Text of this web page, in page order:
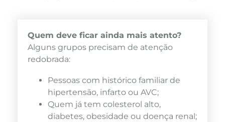
Quem deve ficar ainda mais atento?
Alguns grupos precisam de atenção
redobrada:
Pessoas com histórico familiar de
hipertensão, infarto ou AVC;
Quem já tem colesterol alto,
diabetes, obesidade ou doença renal;